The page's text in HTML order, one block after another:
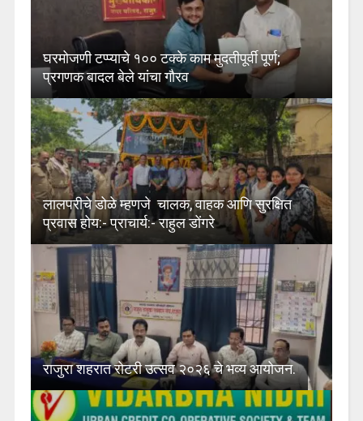
घरमोजणी टप्प्याचे १०० टक्के काम मुदतीपूर्वी पूर्ण;
प्रगणक बादल बेले यांचा गौरव
लालपरीचे डोळे म्हणजे चालक, वाहक आणि सुरक्षित
प्रवास होय:- प्राचार्य:- राहुल डोंगरे
राजुरा शहरात रोटरी उत्सव २०२६ चे भव्य आयोजन.